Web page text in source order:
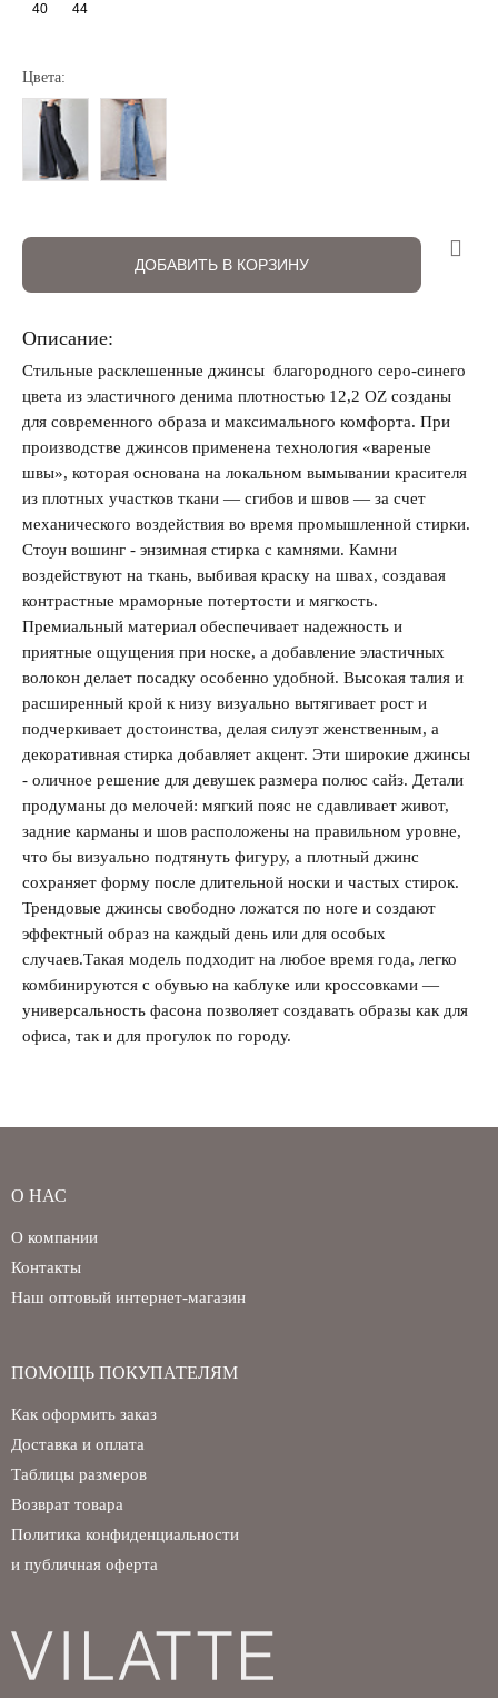
Запомнить меня на этом компьютере
Забыли свой пароль?
40 44
Цвета:
ДОБАВИТЬ В КОРЗИНУ
Описание:
Стильные расклешенные джинсы благородного серо-синего
цвета из эластичного денима плотностью 12,2 OZ созданы
для современного образа и максимального комфорта. При
производстве джинсов применена технология «вареные
швы», которая основана на локальном вымывании красителя
из плотных участков ткани — сгибов и швов — за счет
механического воздействия во время промышленной стирки.
Стоун вошинг - энзимная стирка с камнями. Камни
воздействуют на ткань, выбивая краску на швах, создавая
контрастные мраморные потертости и мягкость.
Премиальный материал обеспечивает надежность и
приятные ощущения при носке, а добавление эластичных
волокон делает посадку особенно удобной. Высокая талия и
расширенный крой к низу визуально вытягивает рост и
подчеркивает достоинства, делая силуэт женственным, а
декоративная стирка добавляет акцент. Эти широкие джинсы
- оличное решение для девушек размера полюс сайз. Детали
продуманы до мелочей: мягкий пояс не сдавливает живот,
задние карманы и шов расположены на правильном уровне,
что бы визуально подтянуть фигуру, а плотный джинс
сохраняет форму после длительной носки и частых стирок.
Трендовые джинсы свободно ложатся по ноге и создают
эффектный образ на каждый день или для особых
случаев.Такая модель подходит на любое время года, легко
комбинируются с обувью на каблуке или кроссовками —
универсальность фасона позволяет создавать образы как для
офиса, так и для прогулок по городу.
О НАС
О компании
Контакты
Наш оптовый интернет-магазин
ПОМОЩЬ ПОКУПАТЕЛЯМ
Как оформить заказ
Доставка и оплата
Таблицы размеров
Возврат товара
Политика конфиденциальности
и публичная оферта